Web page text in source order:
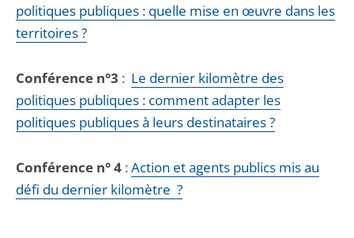
politiques publiques : quelle mise en œuvre dans les
territoires ?
Conférence n°3 : Le dernier kilomètre des
politiques publiques : comment adapter les
politiques publiques à leurs destinataires ?
Conférence n° 4 : Action et agents publics mis au
défi du dernier kilomètre ?